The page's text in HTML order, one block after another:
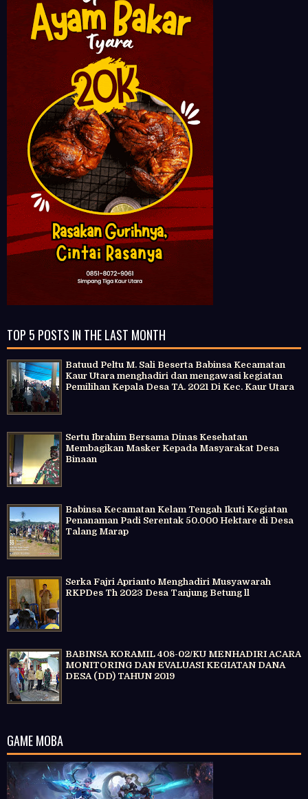
TOP 5 POSTS IN THE LAST MONTH
Batuud Peltu M. Sali Beserta Babinsa Kecamatan
Kaur Utara menghadiri dan mengawasi kegiatan
Pemilihan Kepala Desa TA. 2021 Di Kec. Kaur Utara
Sertu Ibrahim Bersama Dinas Kesehatan
Membagikan Masker Kepada Masyarakat Desa
Binaan
Babinsa Kecamatan Kelam Tengah Ikuti Kegiatan
Penanaman Padi Serentak 50.000 Hektare di Desa
Talang Marap
Serka Fajri Aprianto Menghadiri Musyawarah
RKPDes Th 2023 Desa Tanjung Betung ll
BABINSA KORAMIL 408-02/KU MENHADIRI ACARA
MONITORING DAN EVALUASI KEGIATAN DANA
DESA (DD) TAHUN 2019
GAME MOBA